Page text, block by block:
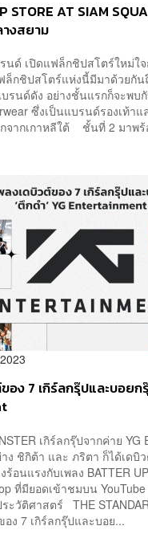
STORE AT SIAM
งสยาม
นด์ เปิดแฟล็กชิปสโตร์ใหม่ใ
ชิปสโตร์แห่งนี้มีมาด้วยกัน
รนด์ดัง อย่างชั้นแรกก็จะพบ
ซึ่งเป็นแบรนด์รองเท้าแ
จากเกาหลีใต้ ชั้นที่ 2 มาพ
อง 7 เกิร์ลกรุ๊ปและบอยก
เกิร์ลกรุ๊ปจากค่าย YG
ง ชิกิต้า และ ภริตา ก็ได้เดบิ
อนแรงกับเพลง BATTER
ที่มียอดเข้าชมบน
ะวัติศาสตร์ THE
อง 7 เกิร์ลกรุ๊ปและบอย...